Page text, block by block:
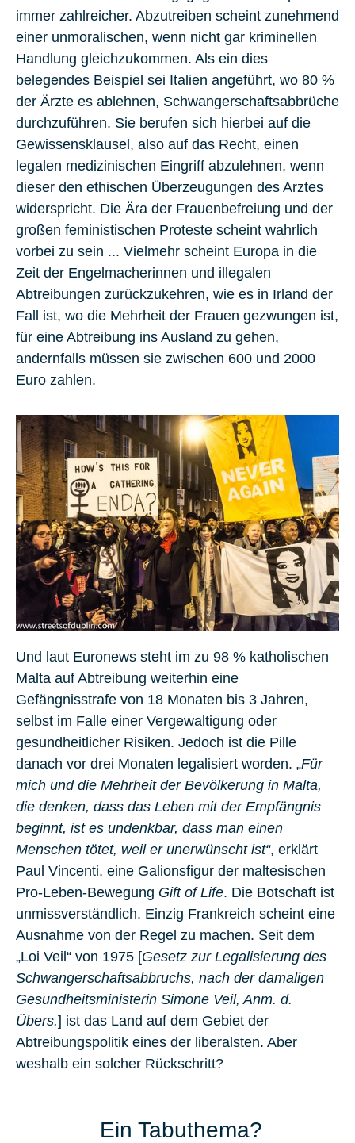
immer zahlreicher. Abzutreiben scheint zunehmend
einer unmoralischen, wenn nicht gar kriminellen
Handlung gleichzukommen. Als ein dies
belegendes Beispiel sei Italien angeführt, wo 80 %
der Ärzte es ablehnen, Schwangerschaftsabbrüche
durchzuführen. Sie berufen sich hierbei auf die
Gewissensklausel, also auf das Recht, einen
legalen medizinischen Eingriff abzulehnen, wenn
dieser den ethischen Überzeugungen des Arztes
widerspricht. Die Ära der Frauenbefreiung und der
großen feministischen Proteste scheint wahrlich
vorbei zu sein ... Vielmehr scheint Europa in die
Zeit der Engelmacherinnen und illegalen
Abtreibungen zurückzukehren, wie es in Irland der
Fall ist, wo die Mehrheit der Frauen gezwungen ist,
für eine Abtreibung ins Ausland zu gehen,
andernfalls müssen sie zwischen 600 und 2000
Euro zahlen.
Und laut Euronews steht im zu 98 % katholischen
Malta auf Abtreibung weiterhin eine
Gefängnisstrafe von 18 Monaten bis 3 Jahren,
selbst im Falle einer Vergewaltigung oder
gesundheitlicher Risiken. Jedoch ist die Pille
danach vor drei Monaten legalisiert worden. „Für
mich und die Mehrheit der Bevölkerung in Malta,
die denken, dass das Leben mit der Empfängnis
beginnt, ist es undenkbar, dass man einen
Menschen tötet, weil er unerwünscht ist“, erklärt
Paul Vincenti, eine Galionsfigur der maltesischen
Pro-Leben-Bewegung Gift of Life. Die Botschaft ist
unmissverständlich. Einzig Frankreich scheint eine
Ausnahme von der Regel zu machen. Seit dem
„Loi Veil“ von 1975 [Gesetz zur Legalisierung des
Schwangerschaftsabbruchs, nach der damaligen
Gesundheitsministerin Simone Veil, Anm. d.
Übers.] ist das Land auf dem Gebiet der
Abtreibungspolitik eines der liberalsten. Aber
weshalb ein solcher Rückschritt?
Ein Tabuthema?